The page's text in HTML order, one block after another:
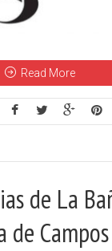
Read More
de La
de Campos